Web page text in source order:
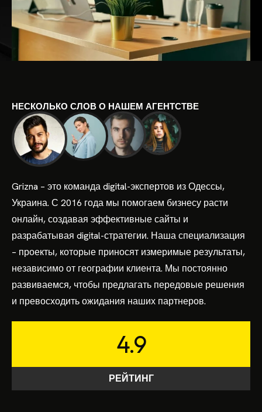
НЕСКОЛЬКО СЛОВ О НАШЕМ АГЕНТСТВЕ
Grizna – это команда digital-экспертов из Одессы,
Украина. С 2016 года мы помогаем бизнесу расти
онлайн, создавая эффективные сайты и
разрабатывая digital-стратегии. Наша специализация
– проекты, которые приносят измеримые результаты,
независимо от географии клиента. Мы постоянно
развиваемся, чтобы предлагать передовые решения
и превосходить ожидания наших партнеров.
4.9
РЕЙТИНГ